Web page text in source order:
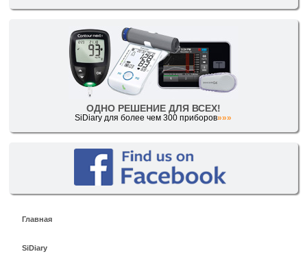
ОДНО РЕШЕНИЕ ДЛЯ ВСЕХ!
SiDiary для более чем 300 приборов»»»
Главная
SiDiary